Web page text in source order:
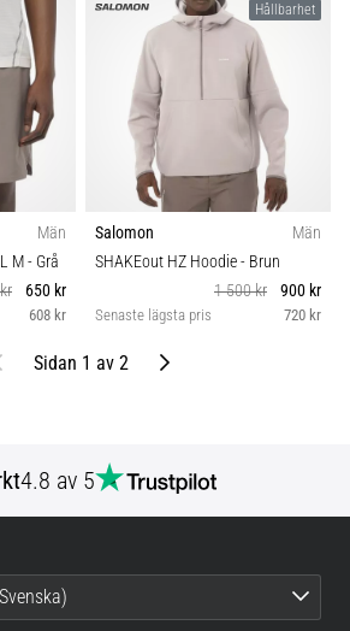
Män
M- Grå
650 kr
608 kr
Hållbarhet
Salomon
Män
SHAKEout HZ Hoodie- Brun
1 500 kr
900 kr
Senaste lägsta pris 720 kr
Sidan 1 av 2 Nästa
4.8 av 5